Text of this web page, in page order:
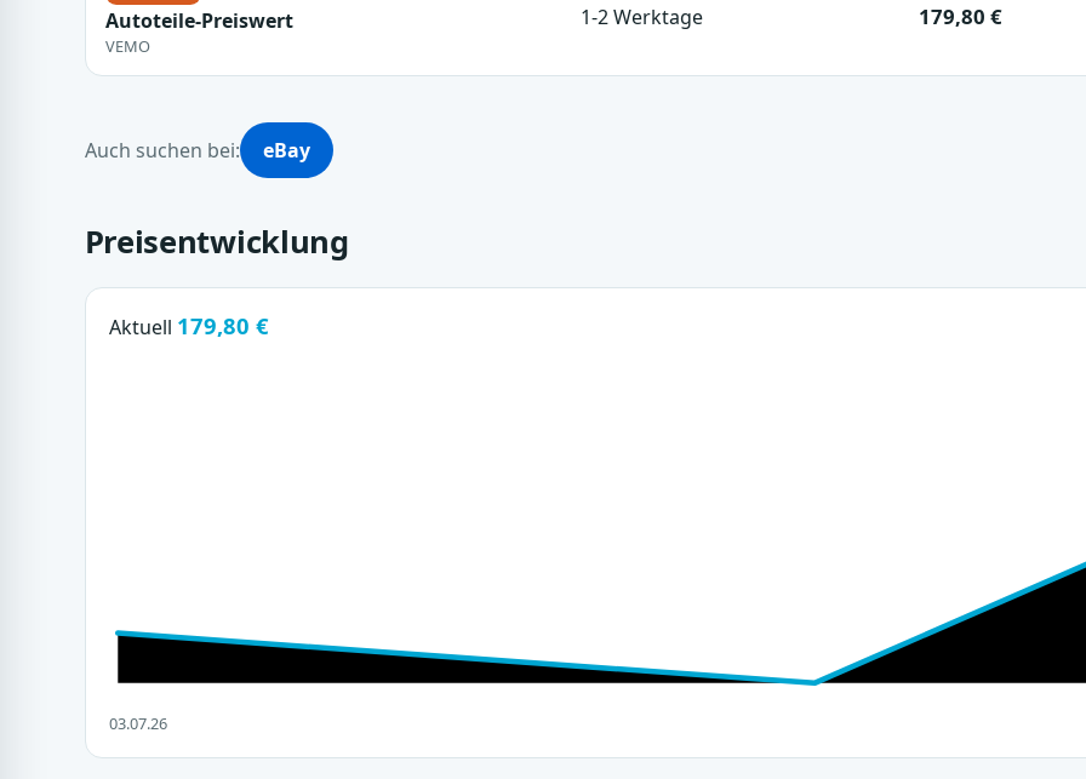
Autoteile-Preiswert
VEMO
1-2 Werktage 179,80 €
Auch suchen bei: eBay
Preisentwicklung
Aktuell 179,80 €
03.07.26